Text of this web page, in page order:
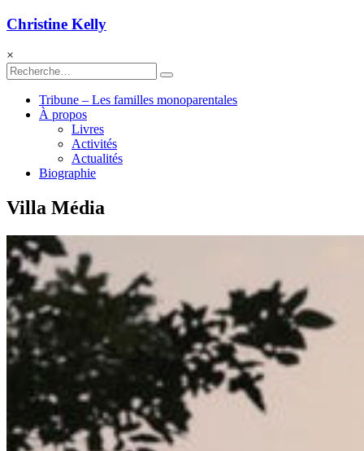
Christine Kelly
×
Tribune – Les familles monoparentales
À propos
Livres
Activités
Actualités
Biographie
Villa Média